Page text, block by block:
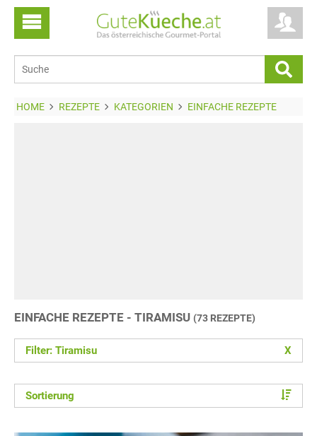
HOME REZEPTE KATEGORIEN EINFACHE REZEPTE
EINFACHE REZEPTE - TIRAMISU (73 REZEPTE)
Filter: Tiramisu X
Sortierung